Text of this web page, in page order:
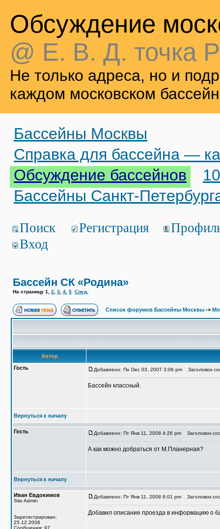
Обсуждение
@ Е. В. Д. точка
Не только адреса, но и
каждом московском
Бассейны Москвы
Справка для бассейна —
Обсуждение бассейнов
Бассейны Санкт-
Поиск Регистрация
Вход
Бассейн СК «Родина»
На страницу 1 2 3 4 5 След.
Список форумов Бассейны Москвы ->
Автор
Гость
Добавлено: Пн Dec 03, 2007 3:06 pm Заголовок
Бассейн классный.
Вернуться к началу
Гость Добавлено: Пт Янв 11, 2008 4:26 pm Заголовок
А как можно добраться от М.Планерная?
Вернуться к началу
Иван Евдокимов
Site Admin
Зарегистрирован:
25.12.2006
Сообщения: 97
Добавлено: Пт Янв 11, 2008 6:01 pm Заголовок
Добавил описание проезда в информацию о